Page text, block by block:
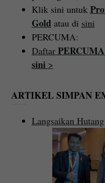
Klik sini untuk
Goldatau di sini
PERCUMA:
Daftar
sini >
ARTIKEL SIMPAN
Langsaikan